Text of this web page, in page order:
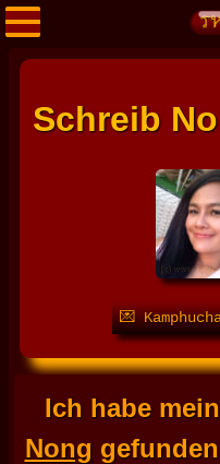
Schreib
💌
Ich habe
Nong